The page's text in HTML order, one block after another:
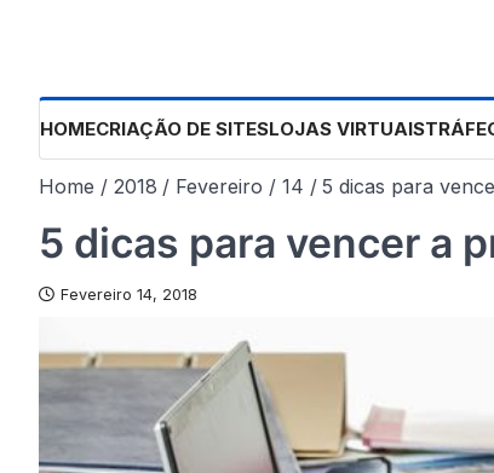
HOMECRIAÇÃO DE SITESLOJAS VIRTUAIS
Home 2018 Fevereiro 14 5 dicas para
5 dicas para vencer a
Fevereiro 14, 2018